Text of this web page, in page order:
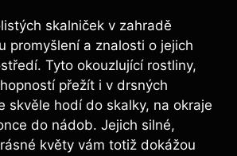
skalniček v zahradě
promyšlení a znalosti o jejich
Tyto okouzlující rostliny,
přežít i v drsných
skvěle hodí do skalky, na okraje
do nádob. Jejich silné,
květy vám totiž dokážou